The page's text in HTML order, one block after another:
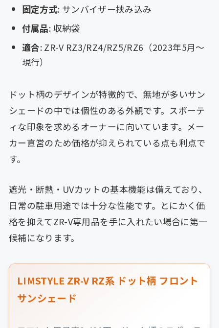
固定方式: サンバイザー挟み込み
付属品: 収納袋
適合: ZR-V RZ3/RZ4/RZ5/RZ6（2023年5月〜
現行）
ドット柄のデザインが特徴的で、無地が多いサン
シェードの中では個性のある外観です。スポーテ
ィな印象を求めるオーナーに向いています。メー
カー直営のため価格が抑えられている点も利点で
す。
遮光・断熱・UVカットの基本機能は備えており、
日常の駐車用途では十分な性能です。とにかく価
格を抑えてZR-V専用品を手に入れたい場合に第一
候補になります。
LIMSTYLE ZR-V RZ系 ドット柄 フロント
サンシェード